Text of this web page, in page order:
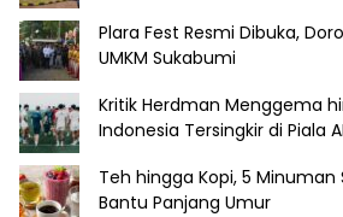
Plara Fest Resmi Dibuka,
UMKM Sukabumi
Kritik Herdman Menggema
Indonesia Tersingkir di Piala
Teh hingga Kopi, 5
Bantu Panjang Umur